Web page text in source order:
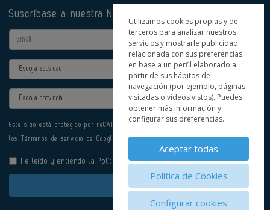
Suscríbase a nuestra Newsletter
Email
Actividad
Provincia
Este sitio está protegido por reCAPTCHA y se aplican la
los Términos de servicio de Google.
He leído y entiendo la Política de Privacidad
Enviar
Utilizamos cookies propias y de
terceros para analizar nuestros
servicios y mostrarle publicidad
relacionada con sus preferencias
en base a un perfil elaborado a
partir de sus hábitos de
navegación (por ejemplo, páginas
visitadas o videos vistos). Puedes
obtener más información y
configurar sus preferencias.
Aceptar todas
Política de Cookies
Configurar cookies